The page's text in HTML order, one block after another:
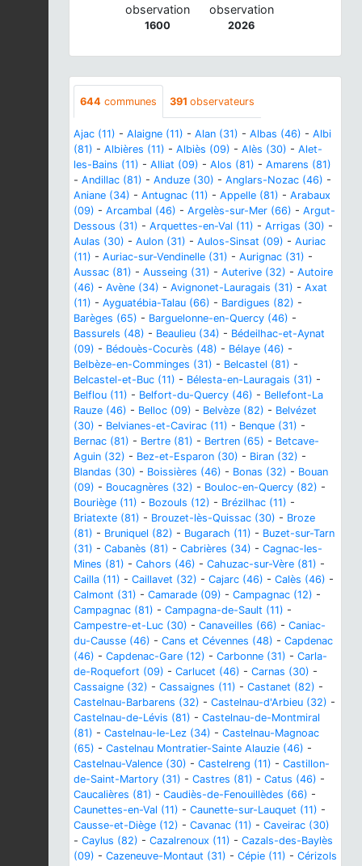
observation
1600
observation
2026
644 communes 391 observateurs
Ajac (11) - Alaigne (11) - Alan (31) - Albas (46) - Albi
(81) - Albières (11) - Albiès (09) - Alès (30) - Alet-
les-Bains (11) - Alliat (09) - Alos (81) - Amarens (81)
- Andillac (81) - Anduze (30) - Anglars-Nozac (46) -
Aniane (34) - Antugnac (11) - Appelle (81) - Arabaux
(09) - Arcambal (46) - Argelès-sur-Mer (66) - Argut-
Dessous (31) - Arquettes-en-Val (11) - Arrigas (30) -
Aulas (30) - Aulon (31) - Aulos-Sinsat (09) - Auriac
(11) - Auriac-sur-Vendinelle (31) - Aurignac (31) -
Aussac (81) - Ausseing (31) - Auterive (32) - Autoire
(46) - Avène (34) - Avignonet-Lauragais (31) - Axat
(11) - Ayguatébia-Talau (66) - Bardigues (82) -
Barèges (65) - Barguelonne-en-Quercy (46) -
Bassurels (48) - Beaulieu (34) - Bédeilhac-et-Aynat
(09) - Bédouès-Cocurès (48) - Bélaye (46) -
Belbèze-en-Comminges (31) - Belcastel (81) -
Belcastel-et-Buc (11) - Bélesta-en-Lauragais (31) -
Belflou (11) - Belfort-du-Quercy (46) - Bellefont-La
Rauze (46) - Belloc (09) - Belvèze (82) - Belvézet
(30) - Belvianes-et-Cavirac (11) - Benque (31) -
Bernac (81) - Bertre (81) - Bertren (65) - Betcave-
Aguin (32) - Bez-et-Esparon (30) - Biran (32) -
Blandas (30) - Boissières (46) - Bonas (32) - Bouan
(09) - Boucagnères (32) - Bouloc-en-Quercy (82) -
Bouriège (11) - Bozouls (12) - Brézilhac (11) -
Briatexte (81) - Brouzet-lès-Quissac (30) - Broze
(81) - Bruniquel (82) - Bugarach (11) - Buzet-sur-Tarn
(31) - Cabanès (81) - Cabrières (34) - Cagnac-les-
Mines (81) - Cahors (46) - Cahuzac-sur-Vère (81) -
Cailla (11) - Caillavet (32) - Cajarc (46) - Calès (46) -
Calmont (31) - Camarade (09) - Campagnac (12) -
Campagnac (81) - Campagna-de-Sault (11) -
Campestre-et-Luc (30) - Canaveilles (66) - Caniac-
du-Causse (46) - Cans et Cévennes (48) - Capdenac
(46) - Capdenac-Gare (12) - Carbonne (31) - Carla-
de-Roquefort (09) - Carlucet (46) - Carnas (30) -
Cassaigne (32) - Cassaignes (11) - Castanet (82) -
Castelnau-Barbarens (32) - Castelnau-d'Arbieu (32) -
Castelnau-de-Lévis (81) - Castelnau-de-Montmiral
(81) - Castelnau-le-Lez (34) - Castelnau-Magnoac
(65) - Castelnau Montratier-Sainte Alauzie (46) -
Castelnau-Valence (30) - Castelreng (11) - Castillon-
de-Saint-Martory (31) - Castres (81) - Catus (46) -
Caucalières (81) - Caudiès-de-Fenouillèdes (66) -
Caunettes-en-Val (11) - Caunette-sur-Lauquet (11) -
Causse-et-Diège (12) - Cavanac (11) - Caveirac (30)
- Caylus (82) - Cazalrenoux (11) - Cazals-des-Baylès
(09) - Cazeneuve-Montaut (31) - Cépie (11) - Cérizols